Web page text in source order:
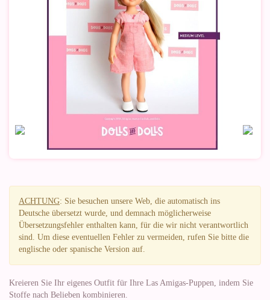
ACHTUNG: Sie besuchen unsere Web, die automatisch ins
Deutsche übersetzt wurde, und demnach möglicherweise
Übersetzungsfehler enthalten kann, für die wir nicht verantwortlich
sind. Um diese eventuellen Fehler zu vermeiden, rufen Sie bitte die
englische oder spanische Version auf.
Kreieren Sie Ihr eigenes Outfit für Ihre Las Amigas-Puppen, indem Sie
Stoffe nach Belieben kombinieren.